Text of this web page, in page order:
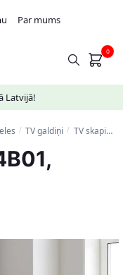
Par mums
0
Latvijā!
/ TV galdiņi / TV skapis LTV094B01, brūns/melns